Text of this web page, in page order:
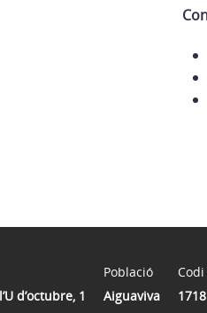
d’octubre, 1
Població
Aiguaviva